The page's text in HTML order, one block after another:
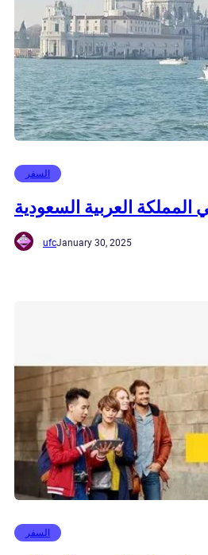
السفر
العربية السعودية
ufcJanuary 30, 2025
السفر